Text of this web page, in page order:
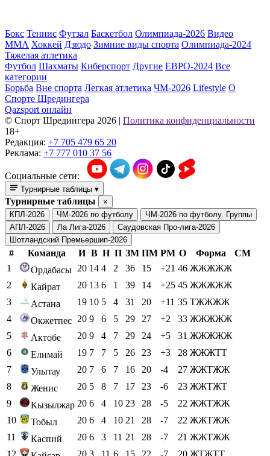
Бокс Теннис Футзал Баскетбол Олимпиада-2026 Видео
ММА Хоккей Дзюдо Зимние виды спорта Олимпиада-2024
Тяжелая атлетика
Футбол Шахматы Киберспорт Другие ЕВРО-2024 Все
категории
Борьба Вне спорта Легкая атлетика ЧМ-2026 Lifestyle О
Спорте Шредингера
Qazsport онлайн
© Cпорт Шредингера 2026 | Политика конфиденциальности
18+
Редакция: +7 705 479 65 20
Реклама: +7 777 010 37 56
Социальные сети:
Турнирные таблицы ▾
Турнирные таблицы
×
КПЛ-2026
ЧМ-2026 по футболу
ЧМ-2026 по футболу. Группы
АПЛ-2026
Ла Лига-2026
Саудовская Про-лига-2026
Шотландский Премьершип-2026
# Команда И В Н П ЗМ ПМ РМ О Форма
СМ
1
Ордабасы 20 14 4 2 36 15 +21 46 ЖЖЖЖЖ
2
Кайрат 20 13 6 1 39 14 +25 45 ЖЖЖЖЖ
3
Астана 19 10 5 4 31 20 +11 35 ТЖЖЖЖ
4
Окжетпес 20 9 6 5 29 27 +2 33 ЖЖЖЖЖ
5
Актобе 20 9 4 7 29 24 +5 31 ЖЖЖЖЖ
6
Елимай 19 7 7 5 26 23 +3 28 ЖЖЖТТ
7
Улытау 20 7 6 7 16 20 -4 27 ЖЖТЖЖ
8
Женис 20 5 8 7 17 23 -6 23 ЖЖТЖТ
9
Кызылжар 20 6 4 10 23 28 -5 22 ЖЖТЖЖ
10
Тобыл 20 6 4 10 21 28 -7 22 ЖЖТЖЖ
11
Каспий 20 6 3 11 21 28 -7 21 ЖЖТЖЖ